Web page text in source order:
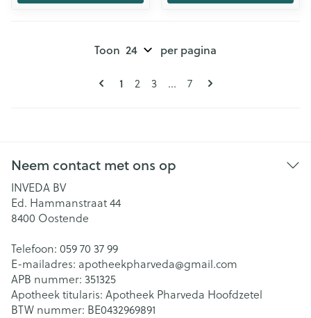
Pagina's
U lees momenteel pagina
1 Pagina
2 Pagina
3 ... Pagina
7
Toon per pagina
Neem contact met ons op
INVEDA BV
Ed. Hammanstraat 44
8400 Oostende
Telefoon: 059 70 37 99
E-mailadres: apotheekpharveda@gmail.com
APB nummer: 351325
Apotheek titularis: Apotheek Pharveda Hoofdzetel
BTW nummer: BE0432969891